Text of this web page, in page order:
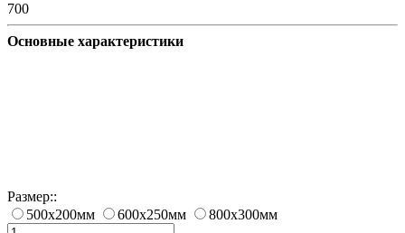
700
Основные характеристики
Размер::
500х200мм
600х250мм 800х300мм